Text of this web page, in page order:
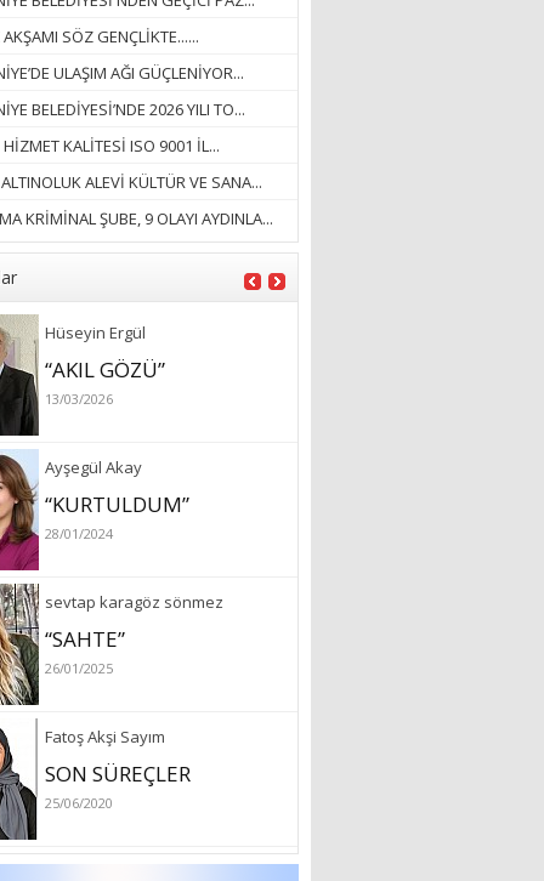
SÖZ GENÇLİKTE......
ULAŞIM AĞI GÜÇLENİYOR...
BELEDİYESİ’NDE 2026 YILI TO...
HİZMET KALİTESİ ISO 9001 İL...
ALEVİ KÜLTÜR VE SANA...
KRİMİNAL ŞUBE, 9 OLAYI AYDINLA...
İlknur Solmaz Çoban
“DOĞANIN GÜLEÇ
ÖZLERKEN…”
23/11/2025
“Ne çok şey oldu
unutulmaması gereken”
Hüseyin Ergül
“AKIL GÖZÜ”
13/03/2026
Ayşegül Akay
“KURTULDUM”
28/01/2024
sevtap karagöz sönmez
“SAHTE”
26/01/2025
Fatoş Akşi Sayım
SON SÜREÇLER
25/06/2020
özlem arslan